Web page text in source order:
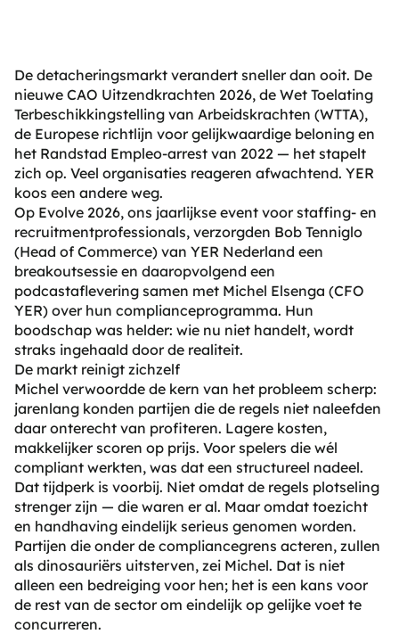
De detacheringsmarkt verandert sneller dan ooit. De
nieuwe CAO Uitzendkrachten 2026, de Wet Toelating
Terbeschikkingstelling van Arbeidskrachten (WTTA),
de Europese richtlijn voor gelijkwaardige beloning en
het Randstad Empleo-arrest van 2022 — het stapelt
zich op. Veel organisaties reageren afwachtend. YER
koos een andere weg.
Op Evolve 2026, ons jaarlijkse event voor staffing- en
recruitmentprofessionals, verzorgden Bob Tenniglo
(Head of Commerce) van YER Nederland een
breakoutsessie en daaropvolgend een
podcastaflevering samen met Michel Elsenga (CFO
YER) over hun complianceprogramma. Hun
boodschap was helder: wie nu niet handelt, wordt
straks ingehaald door de realiteit.
De markt reinigt zichzelf
Michel verwoordde de kern van het probleem scherp:
jarenlang konden partijen die de regels niet naleefden
daar onterecht van profiteren. Lagere kosten,
makkelijker scoren op prijs. Voor spelers die wél
compliant werkten, was dat een structureel nadeel.
Dat tijdperk is voorbij. Niet omdat de regels plotseling
strenger zijn — die waren er al. Maar omdat toezicht
en handhaving eindelijk serieus genomen worden.
Partijen die onder de compliancegrens acteren, zullen
als dinosauriërs uitsterven, zei Michel. Dat is niet
alleen een bedreiging voor hen; het is een kans voor
de rest van de sector om eindelijk op gelijke voet te
concurreren.